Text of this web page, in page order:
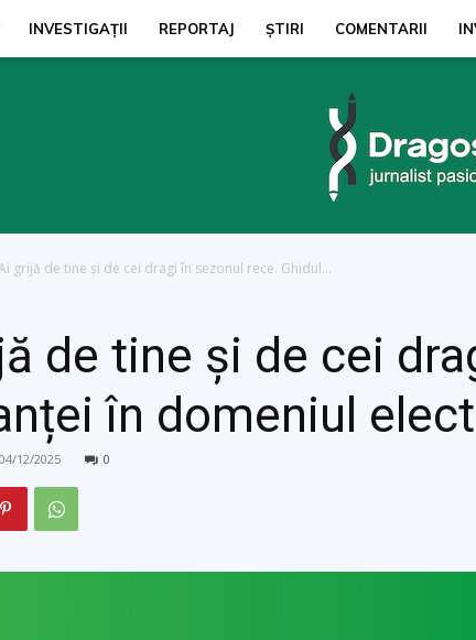
INVESTIGAŢII REPORTAJ ŞTIRI COMENTARII
grijă de tine și de cei dragi în sezonul rece. Ghidul...
de tine și de cei
în domeniul
04/12/2025 0